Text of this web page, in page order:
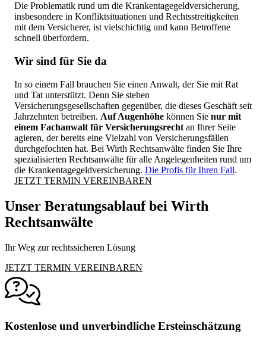
Die Problematik rund um die Krankentagegeldversicherung,
insbesondere in Konfliktsituationen und Rechtsstreitigkeiten
mit dem Versicherer, ist vielschichtig und kann Betroffene
schnell überfordern.
Wir sind für Sie da
In so einem Fall brauchen Sie einen Anwalt, der Sie mit Rat
und Tat unterstützt. Denn Sie stehen
Versicherungsgesellschaften gegenüber, die dieses Geschäft seit
Jahrzehnten betreiben. Auf Augenhöhe können Sie nur mit
einem Fachanwalt für Versicherungsrecht an Ihrer Seite
agieren, der bereits eine Vielzahl von Versicherungsfällen
durchgefochten hat. Bei Wirth Rechtsanwälte finden Sie Ihre
spezialisierten Rechtsanwälte für alle Angelegenheiten rund um
die Krankentagegeldversicherung. Die Profis für Ihren Fall.
JETZT TERMIN VEREINBAREN
Unser Beratungsablauf bei Wirth
Rechtsanwälte
Ihr Weg zur rechtssicheren Lösung
JETZT TERMIN VEREINBAREN
Kostenlose und unverbindliche Ersteinschätzung